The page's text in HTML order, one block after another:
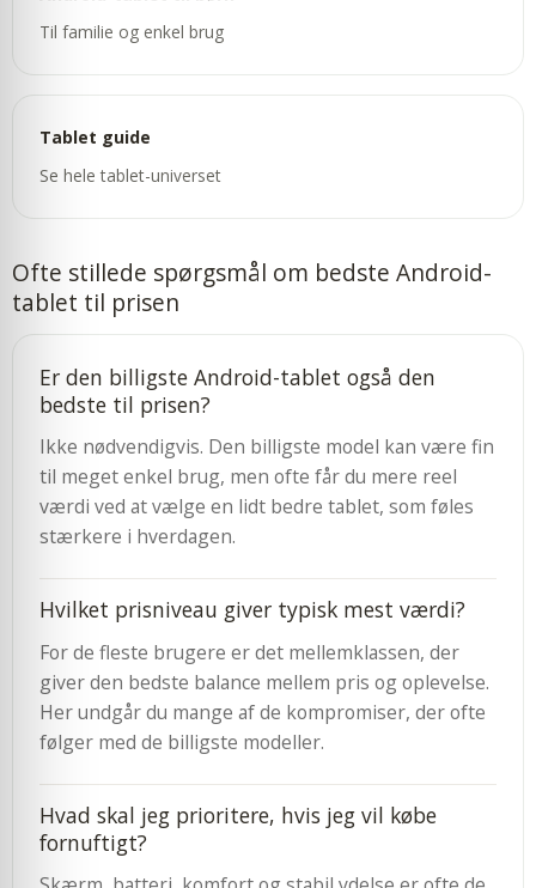
Til familie og enkel brug
Tablet guide
Se hele tablet-universet
Ofte stillede spørgsmål om bedste Android-
tablet til prisen
Er den billigste Android-tablet også den
bedste til prisen?
Ikke nødvendigvis. Den billigste model kan være fin
til meget enkel brug, men ofte får du mere reel
værdi ved at vælge en lidt bedre tablet, som føles
stærkere i hverdagen.
Hvilket prisniveau giver typisk mest værdi?
For de fleste brugere er det mellemklassen, der
giver den bedste balance mellem pris og oplevelse.
Her undgår du mange af de kompromiser, der ofte
følger med de billigste modeller.
Hvad skal jeg prioritere, hvis jeg vil købe
fornuftigt?